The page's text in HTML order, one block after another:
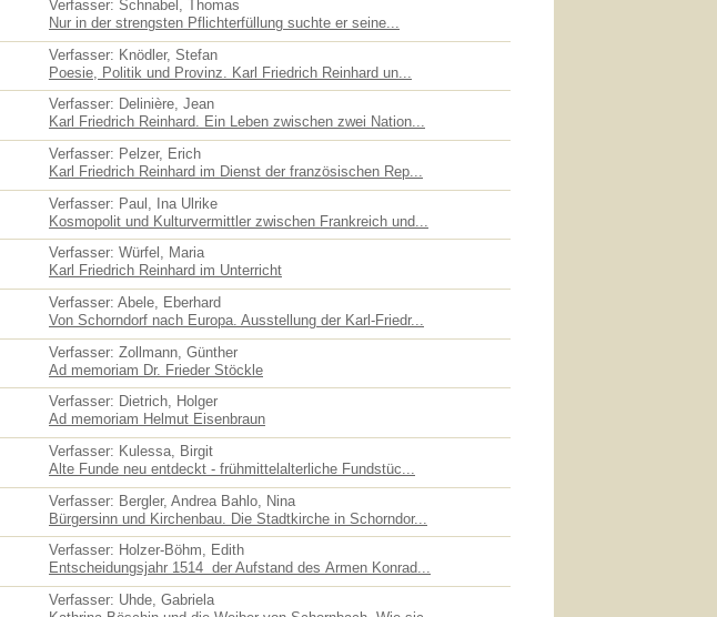
Verfasser: Schnabel, Thomas
Nur in der strengsten Pflichterfüllung suchte er seine...
Verfasser: Knödler, Stefan
Poesie, Politik und Provinz. Karl Friedrich Reinhard un...
Verfasser: Delinière, Jean
Karl Friedrich Reinhard. Ein Leben zwischen zwei Nation...
Verfasser: Pelzer, Erich
Karl Friedrich Reinhard im Dienst der französischen Rep...
Verfasser: Paul, Ina Ulrike
Kosmopolit und Kulturvermittler zwischen Frankreich und...
Verfasser: Würfel, Maria
Karl Friedrich Reinhard im Unterricht
Verfasser: Abele, Eberhard
Von Schorndorf nach Europa. Ausstellung der Karl-Friedr...
Verfasser: Zollmann, Günther
Ad memoriam Dr. Frieder Stöckle
Verfasser: Dietrich, Holger
Ad memoriam Helmut Eisenbraun
Verfasser: Kulessa, Birgit
Alte Funde neu entdeckt - frühmittelalterliche Fundstüc...
Verfasser: Bergler, Andrea Bahlo, Nina
Bürgersinn und Kirchenbau. Die Stadtkirche in Schorndor...
Verfasser: Holzer-Böhm, Edith
Entscheidungsjahr 1514  der Aufstand des Armen Konrad...
Verfasser: Uhde, Gabriela